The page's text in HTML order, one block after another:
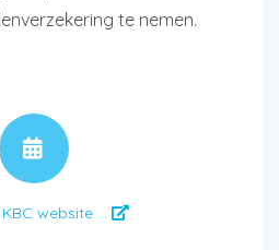
te nemen.
website ...